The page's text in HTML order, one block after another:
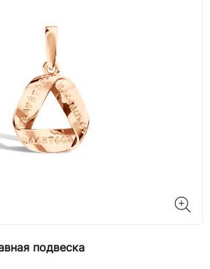
подвеска